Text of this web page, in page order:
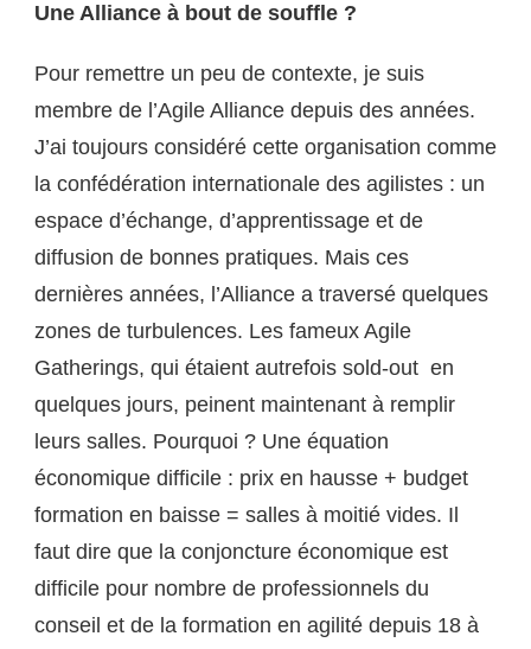
Une Alliance à bout de souffle ?
Pour remettre un peu de contexte, je suis
membre de l’Agile Alliance depuis des années.
J’ai toujours considéré cette organisation comme
la confédération internationale des agilistes : un
espace d’échange, d’apprentissage et de
diffusion de bonnes pratiques. Mais ces
dernières années, l’Alliance a traversé quelques
zones de turbulences. Les fameux Agile
Gatherings, qui étaient autrefois sold-out en
quelques jours, peinent maintenant à remplir
leurs salles. Pourquoi ? Une équation
économique difficile : prix en hausse + budget
formation en baisse = salles à moitié vides. Il
faut dire que la conjoncture économique est
difficile pour nombre de professionnels du
conseil et de la formation en agilité depuis 18 à